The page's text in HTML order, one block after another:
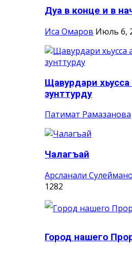
Дуа в конце и в
Иса Омаров Июль 6,
Щавурдари
зунттурду
Патимат Рамазанова
Чалагъай
Арсланали
1282